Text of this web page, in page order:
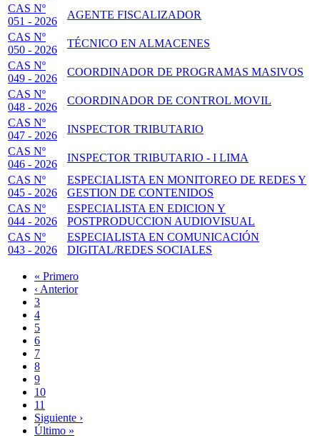
CAS Nº
051 - 2026
AGENTE FISCALIZADOR
CAS Nº
050 - 2026
TÉCNICO EN ALMACENES
CAS Nº
049 - 2026
COORDINADOR DE PROGRAMAS MASIVOS
CAS Nº
048 - 2026
COORDINADOR DE CONTROL MOVIL
CAS Nº
047 - 2026
INSPECTOR TRIBUTARIO
CAS Nº
046 - 2026
INSPECTOR TRIBUTARIO - I LIMA
CAS Nº
045 - 2026
ESPECIALISTA EN MONITOREO DE REDES Y
GESTION DE CONTENIDOS
CAS Nº
044 - 2026
ESPECIALISTA EN EDICION Y
POSTPRODUCCION AUDIOVISUAL
CAS Nº
043 - 2026
ESPECIALISTA EN COMUNICACIÓN
DIGITAL/REDES SOCIALES
Paginación
Primera
página
« Primero
Página
anterior
‹ Anterior
Page
3
Page
4
Page
5
Page
6
Página
actual
7
Page
8
Page
9
Page
10
Page
11
Siguiente
página
Siguiente ›
Última
Último »